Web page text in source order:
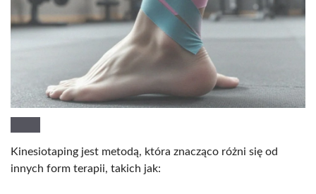
Kinesiotaping jest metodą, która znacząco różni się od
innych form terapii, takich jak: